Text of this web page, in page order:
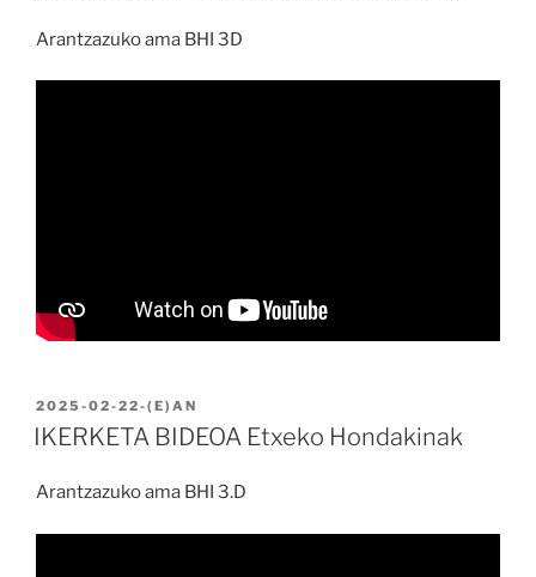
Arantzazuko ama BHI 3D
2025-02-22-(E)AN
IKERKETA BIDEOA Etxeko Hondakinak
Arantzazuko ama BHI 3.D